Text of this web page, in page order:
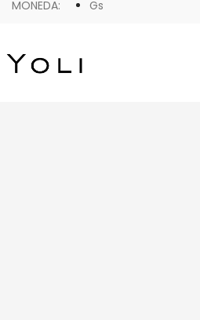
MONEDA: Gs